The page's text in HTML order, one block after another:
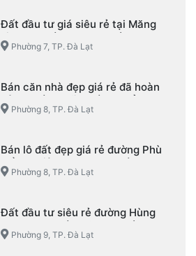
Đất đầu tư giá siêu rẻ tại Măng
Line – Phường 7 – TP. Đà Lạt
Phường 7, TP. Đà Lạt
Bán căn nhà đẹp giá rẻ đã hoàn
công đường Võ Trường Toản –
Phường 8 – TP. Đà Lạt
Phường 8, TP. Đà Lạt
Bán lô đất đẹp giá rẻ đường Phù
Đổng Thiên Vương – Phường 8 –
TP. Đà Lạt
Phường 8, TP. Đà Lạt
Đất đầu tư siêu rẻ đường Hùng
Vương – Phường 9 – TP. Đà Lạt
Phường 9, TP. Đà Lạt